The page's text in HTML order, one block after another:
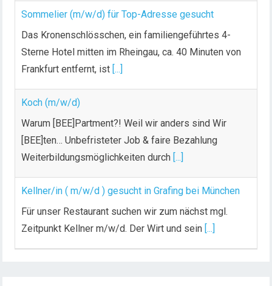
Sommelier (m/w/d) für Top-Adresse gesucht
Das Kronenschlösschen, ein familiengeführtes 4-
Sterne Hotel mitten im Rheingau, ca. 40 Minuten von
Frankfurt entfernt, ist [...]
Koch (m/w/d)
Warum [BEE]Partment?! Weil wir anders sind Wir
[BEE]ten… Unbefristeter Job & faire Bezahlung
Weiterbildungsmöglichkeiten durch [...]
Kellner/in ( m/w/d ) gesucht in Grafing bei München
Für unser Restaurant suchen wir zum nächst mgl.
Zeitpunkt Kellner m/w/d. Der Wirt und sein [...]